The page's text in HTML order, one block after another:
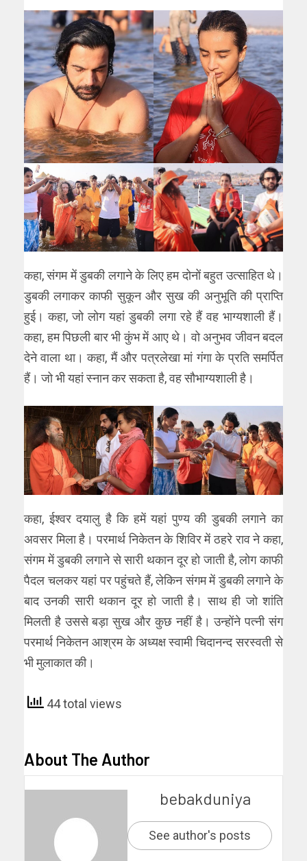
कहा, संगम में डुबकी लगाने के लिए हम दोनों बहुत उत्साहित थे।
डुबकी लगाकर काफी सुकून और सुख की अनुभूति की प्राप्ति
हुई। कहा, जो लोग यहां डुबकी लगा रहे हैं वह भाग्यशाली हैं।
कहा, हम पिछली बार भी कुंभ में आए थे। वो अनुभव जीवन बदल
देने वाला था। कहा, मैं और पत्रलेखा मां गंगा के प्रति समर्पित
हैं। जो भी यहां स्नान कर सकता है, वह सौभाग्यशाली है।
कहा, ईश्वर दयालु है कि हमें यहां पुण्य की डुबकी लगाने का
अवसर मिला है। परमार्थ निकेतन के शिविर में ठहरे राव ने कहा,
संगम में डुबकी लगाने से सारी थकान दूर हो जाती है, लोग काफी
पैदल चलकर यहां पर पहुंचते हैं, लेकिन संगम में डुबकी लगाने के
बाद उनकी सारी थकान दूर हो जाती है। साथ ही जो शांति
मिलती है उससे बड़ा सुख और कुछ नहीं है। उन्होंने पत्नी संग
परमार्थ निकेतन आश्रम के अध्यक्ष स्वामी चिदानन्द सरस्वती से
भी मुलाकात की।
44 total views
About The Author
bebakduniya
See author's posts